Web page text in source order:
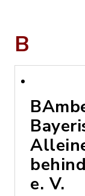
B
e. V.